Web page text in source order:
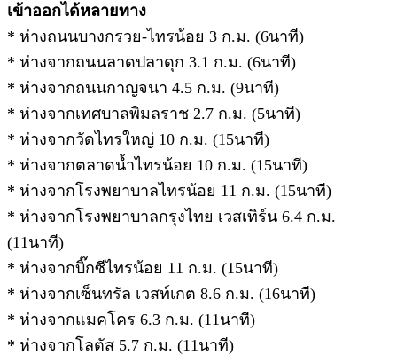
เข้าออกได้หลายทาง
* ห่างถนนบางกรวย-ไทรน้อย 3 ก.ม. (6นาที)
* ห่างจากถนนลาดปลาดุก 3.1 ก.ม. (6นาที)
* ห่างจากถนนกาญจนา 4.5 ก.ม. (9นาที)
* ห่างจากเทศบาลพิมลราช 2.7 ก.ม. (5นาที)
* ห่างจากวัดไทรใหญ่ 10 ก.ม. (15นาที)
* ห่างจากตลาดน้ำไทรน้อย 10 ก.ม. (15นาที)
* ห่างจากโรงพยาบาลไทรน้อย 11 ก.ม. (15นาที)
* ห่างจากโรงพยาบาลกรุงไทย เวสเทิร์น 6.4 ก.ม.
(11นาที)
* ห่างจากบิ๊กซีไทรน้อย 11 ก.ม. (15นาที)
* ห่างจากเซ็นทรัล เวสท์เกต 8.6 ก.ม. (16นาที)
* ห่างจากแมคโคร 6.3 ก.ม. (11นาที)
* ห่างจากโลตัส 5.7 ก.ม. (11นาที)